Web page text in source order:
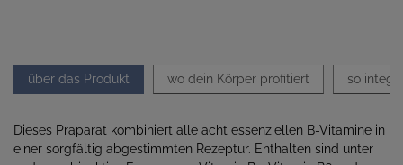
über das Produkt wo dein Körper profitiert so
Dieses Präparat kombiniert alle acht essenziellen B-Vitamine in
einer sorgfältig abgestimmten Rezeptur. Enthalten sind unter